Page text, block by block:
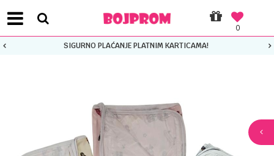
0
SIGURNO PLAĆANJE PLATNIM KARTICAMA!